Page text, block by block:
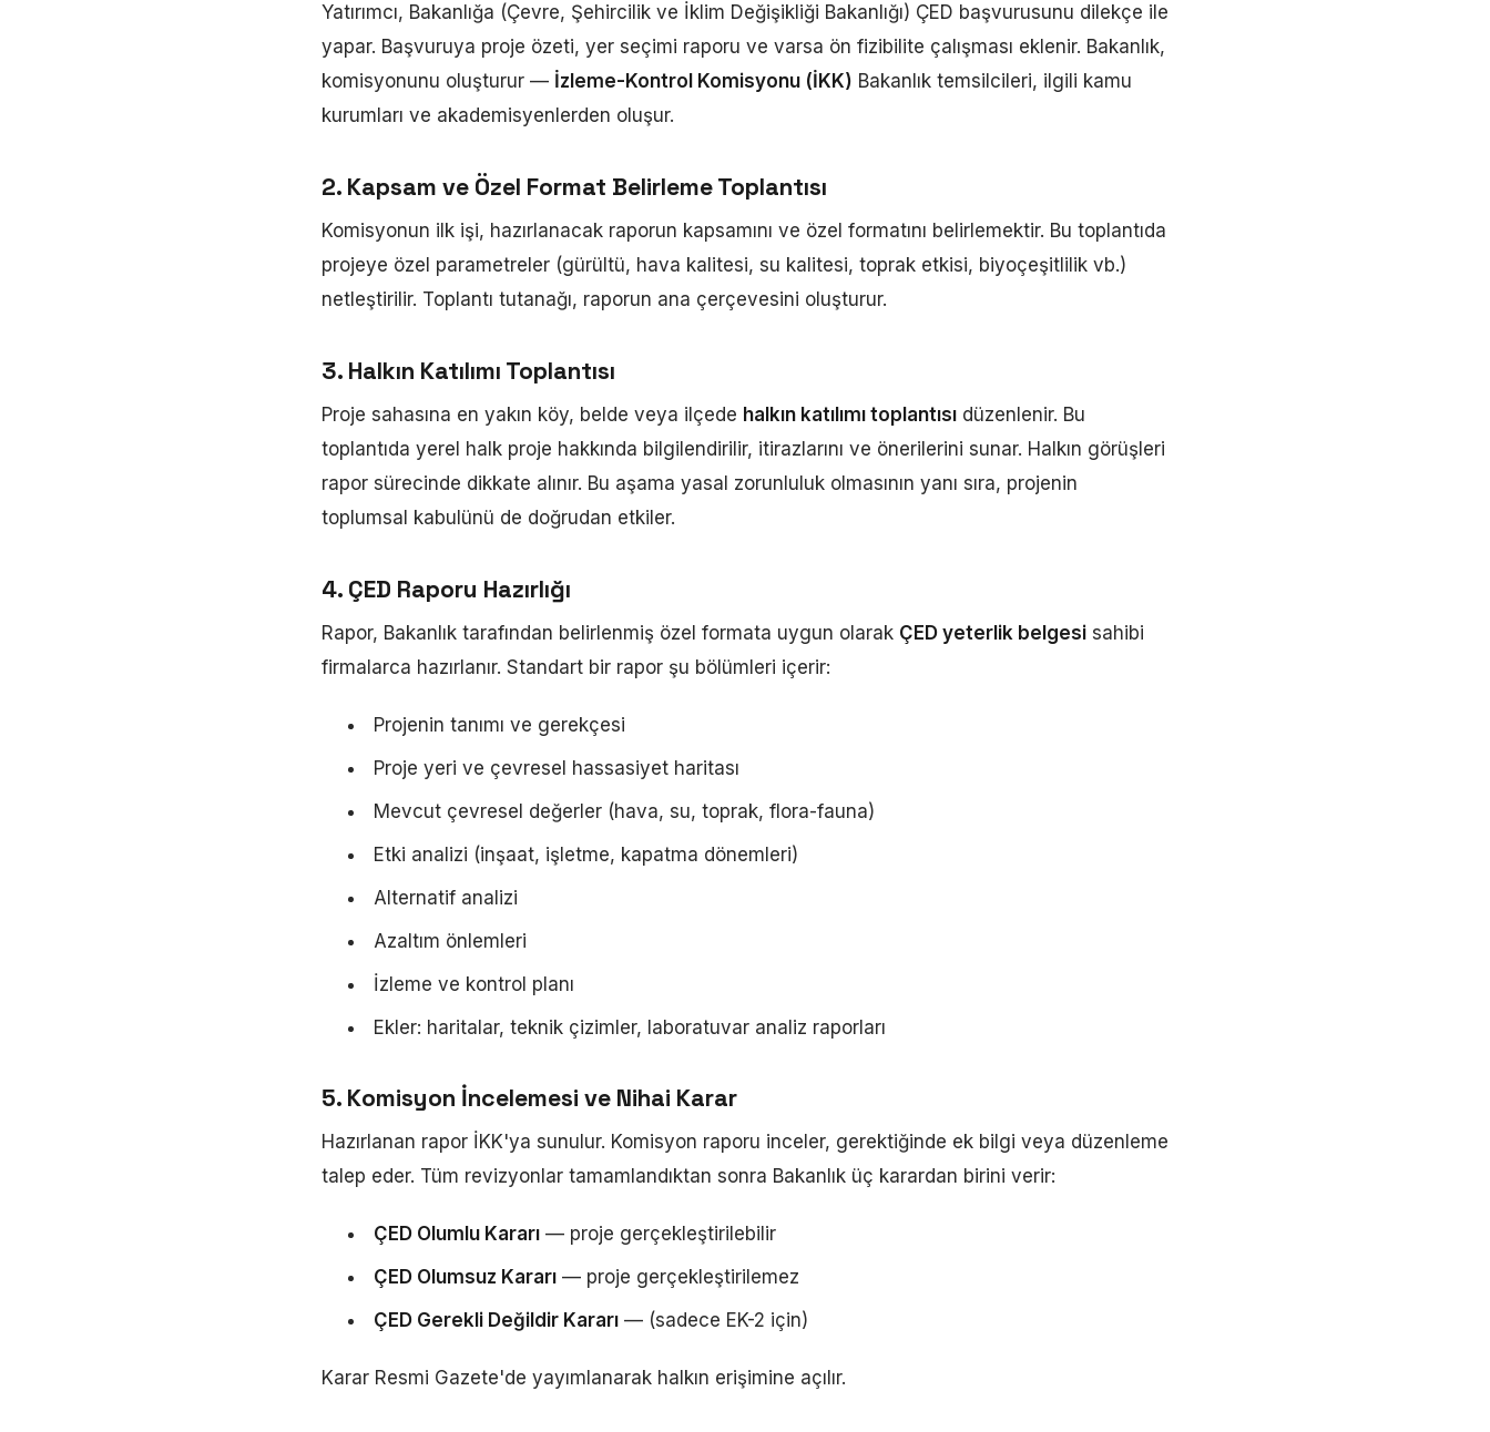
Yatırımcı, Bakanlığa (Çevre, Şehircilik ve İklim Değişikliği Bakanlığı) ÇED başvurusunu dilekçe ile
yapar. Başvuruya proje özeti, yer seçimi raporu ve varsa ön fizibilite çalışması eklenir. Bakanlık,
komisyonunu oluşturur — İzleme-Kontrol Komisyonu (İKK) Bakanlık temsilcileri, ilgili kamu
kurumları ve akademisyenlerden oluşur.
2. Kapsam ve Özel Format Belirleme Toplantısı
Komisyonun ilk işi, hazırlanacak raporun kapsamını ve özel formatını belirlemektir. Bu toplantıda
projeye özel parametreler (gürültü, hava kalitesi, su kalitesi, toprak etkisi, biyoçeşitlilik vb.)
netleştirilir. Toplantı tutanağı, raporun ana çerçevesini oluşturur.
3. Halkın Katılımı Toplantısı
Proje sahasına en yakın köy, belde veya ilçede halkın katılımı toplantısı düzenlenir. Bu
toplantıda yerel halk proje hakkında bilgilendirilir, itirazlarını ve önerilerini sunar. Halkın görüşleri
rapor sürecinde dikkate alınır. Bu aşama yasal zorunluluk olmasının yanı sıra, projenin
toplumsal kabulünü de doğrudan etkiler.
4. ÇED Raporu Hazırlığı
Rapor, Bakanlık tarafından belirlenmiş özel formata uygun olarak ÇED yeterlik belgesi sahibi
firmalarca hazırlanır. Standart bir rapor şu bölümleri içerir:
Projenin tanımı ve gerekçesi
Proje yeri ve çevresel hassasiyet haritası
Mevcut çevresel değerler (hava, su, toprak, flora-fauna)
Etki analizi (inşaat, işletme, kapatma dönemleri)
Alternatif analizi
Azaltım önlemleri
İzleme ve kontrol planı
Ekler: haritalar, teknik çizimler, laboratuvar analiz raporları
5. Komisyon İncelemesi ve Nihai Karar
Hazırlanan rapor İKK'ya sunulur. Komisyon raporu inceler, gerektiğinde ek bilgi veya düzenleme
talep eder. Tüm revizyonlar tamamlandıktan sonra Bakanlık üç karardan birini verir:
ÇED Olumlu Kararı — proje gerçekleştirilebilir
ÇED Olumsuz Kararı — proje gerçekleştirilemez
ÇED Gerekli Değildir Kararı — (sadece EK-2 için)
Karar Resmi Gazete'de yayımlanarak halkın erişimine açılır.